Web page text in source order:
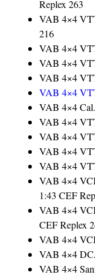
Replex 263
VAB 4×4
216
VAB 4×4
VAB 4×4
VAB 4×4
VAB 4×4
VAB 4×4
VAB 4×4
VAB 4×4
VAB 4×4
VAB 4×4
VAB 4×4
1:43 CEF
VAB 4×4
CEF Replex
VAB 4×4
VAB 4×4
VAB 4×4